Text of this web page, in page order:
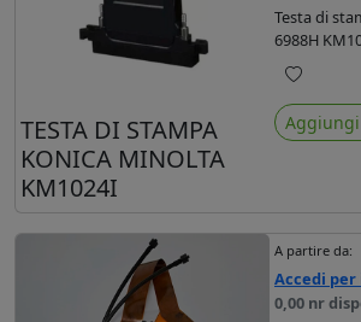
TESTA DI STAMPA
KONICA MINOLTA
KM1024I
Testa di
6988H
Preferiti
A partire da:
Accedi
0,00 nr